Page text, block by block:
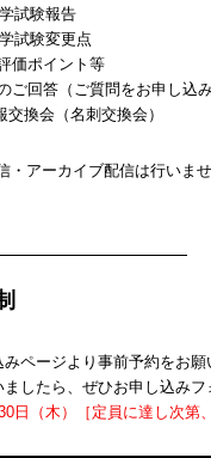
試験報告
試験変更点
価ポイント等
ご回答（ご質問をお申し込
交換会（名刺交換会）
・アーカイブ配信は行いま
ページより事前予約をお願
したら、ぜひお申し込みフ
日（木）［定員に達し次第